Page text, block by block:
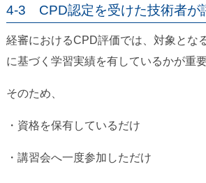
4-3 CPD認定を受けた技術者が
経審におけるCPD評価では、対象とな
に基づく学習実績を有しているかが重
そのため、
・資格を保有しているだけ
・講習会へ一度参加しただけ